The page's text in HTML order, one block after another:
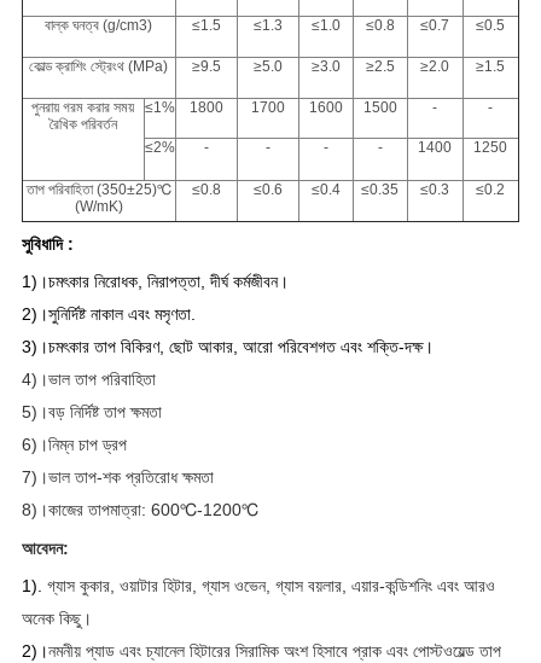
বাল্ক ঘনত্ব (g/cm3) ≤1.5 ≤1.3 ≤1.0 ≤0.8 ≤0.7 ≤0.5
কোল্ড ক্রাশিং স্ট্রেংথ (MPa) ≥9.5 ≥5.0 ≥3.0 ≥2.5 ≥2.0 ≥1.5
পুনরায় গরম করার সময়
রৈখিক পরিবর্তন
≤1% 1800 1700 1600 1500 - -
≤2% - - - - 1400 1250
তাপ পরিবাহিতা (350±25)℃
(W/mK)
≤0.8 ≤0.6 ≤0.4 ≤0.35 ≤0.3 ≤0.2
সুবিধাদি :
1)।চমৎকার নিরোধক, নিরাপত্তা, দীর্ঘ কর্মজীবন।
2)।সুনির্দিষ্ট নাকাল এবং মসৃণতা.
3)।চমৎকার তাপ বিকিরণ, ছোট আকার, আরো পরিবেশগত এবং শক্তি-দক্ষ।
4)।ভাল তাপ পরিবাহিতা
5)।বড় নির্দিষ্ট তাপ ক্ষমতা
6)।নিম্ন চাপ ড্রপ
7)।ভাল তাপ-শক প্রতিরোধ ক্ষমতা
8)।কাজের তাপমাত্রা: 600℃-1200℃
আবেদন:
1). গ্যাস কুকার, ওয়াটার হিটার, গ্যাস ওভেন, গ্যাস বয়লার, এয়ার-কন্ডিশনিং এবং আরও
অনেক কিছু।
2)।নমনীয় প্যাড এবং চ্যানেল হিটারের সিরামিক অংশ হিসাবে প্রাক এবং পোস্টওয়েল্ড তাপ